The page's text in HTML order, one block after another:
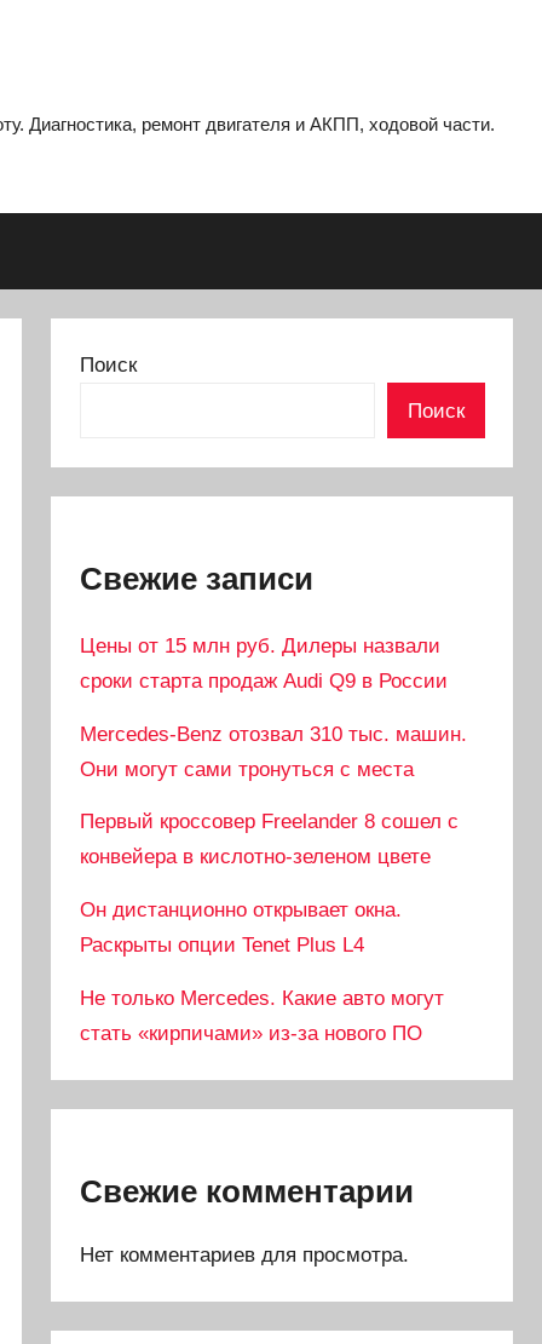
Диагностика, ремонт двигателя и АКПП, ходовой части.
Поиск
Поиск
Свежие записи
Цены от 15 млн руб. Дилеры назвали
сроки старта продаж Audi Q9 в России
Mercedes-Benz отозвал 310 тыс. машин.
Они могут сами тронуться с места
Первый кроссовер Freelander 8 сошел с
конвейера в кислотно-зеленом цвете
Он дистанционно открывает окна.
Раскрыты опции Tenet Plus L4
Не только Mercedes. Какие авто могут
стать «кирпичами» из-за нового ПО
Свежие комментарии
Нет комментариев для просмотра.